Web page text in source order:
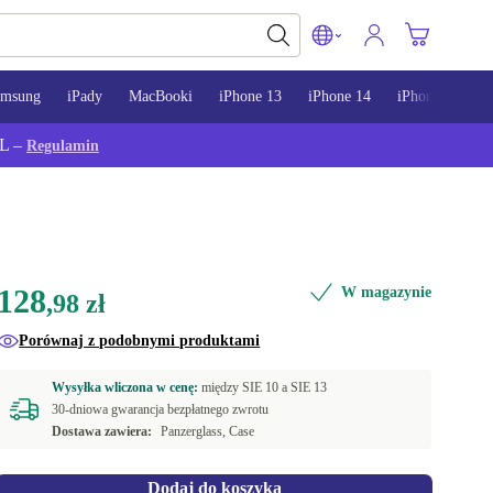
iPady MacBooki iPhone 13 iPhone 14 iPhone 15
– Regulamin
128,98 zł W magazynie
Porównaj z podobnymi produktami
Wysyłka wliczona w cenę:międzySIE 10 aSIE 13
30-dniowa gwarancja bezpłatnego zwrotu
Dostawa zawiera:
Panzerglass, Case
Dodaj do koszyka